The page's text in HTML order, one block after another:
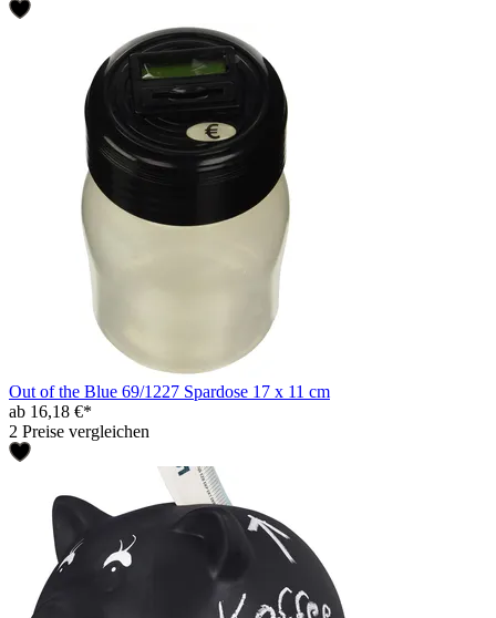
Out of the Blue 69/1227 Spardose 17 x 11 cm
ab 16,18 €*
2 Preise vergleichen